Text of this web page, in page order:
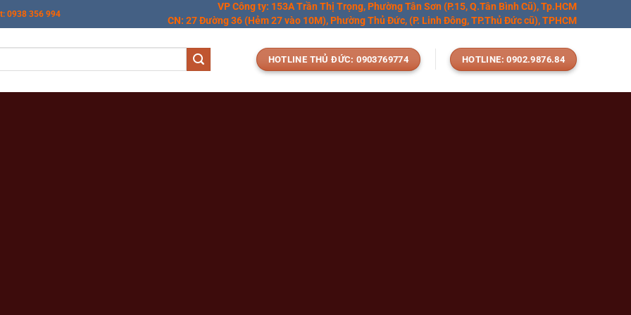
0938 356 994
VP Công ty: 153A Trần Thị Trọng, Phường Tân Sơn (P.15, Q.Tân Bình Cũ), Tp.HCM
CN: 27 Đường 36 (Hẻm 27 vào 10M), Phường Thủ Đức, (P. Linh Đông, TP.Thủ Đức cũ), TPHCM
HOTLINE THỦ ĐỨC: 0903769774 HOTLINE: 0902.9876.84